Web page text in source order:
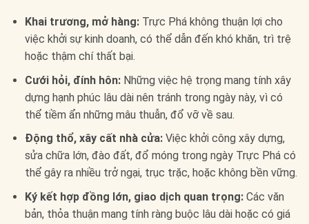
Khai trương, mở hàng:Trực Phá không thuận lợi cho
việc khởi sự kinh doanh, có thể dẫn đến khó khăn, trì trệ
hoặc thậm chí thất bại.
Cưới hỏi, đính hôn:Những việc hệ trọng mang tính xây
dựng hạnh phúc lâu dài nên tránh trong ngày này, vì có
thể tiềm ẩn những mâu thuẫn, đổ vỡ về sau.
Động thổ, xây cất nhà cửa:Việc khởi công xây dựng,
sửa chữa lớn, đào đất, đổ móng trong ngày Trực Phá có
thể gây ra nhiều trở ngại, trục trặc, hoặc không bền vững.
Ký kết hợp đồng lớn, giao dịch quan trọng:Các văn
bản, thỏa thuận mang tính ràng buộc lâu dài hoặc có giá